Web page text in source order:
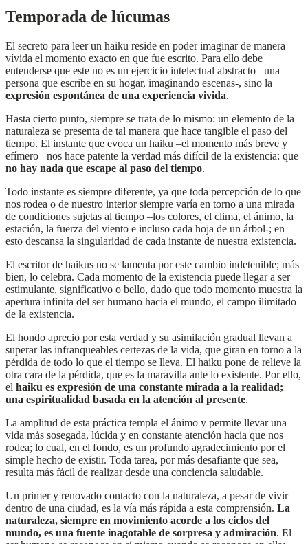
Temporada de lúcumas
El secreto para leer un haiku reside en poder imaginar de manera
vívida el momento exacto en que fue escrito. Para ello debe
entenderse que este no es un ejercicio intelectual abstracto –una
persona que escribe en su hogar, imaginando escenas-, sino la
expresión espontánea de una experiencia vivida.
Hasta cierto punto, siempre se trata de lo mismo: un elemento de la
naturaleza se presenta de tal manera que hace tangible el paso del
tiempo. El instante que evoca un haiku –el momento más breve y
efímero– nos hace patente la verdad más difícil de la existencia: que
no hay nada que escape al paso del tiempo.
Todo instante es siempre diferente, ya que toda percepción de lo que
nos rodea o de nuestro interior siempre varía en torno a una mirada
de condiciones sujetas al tiempo –los colores, el clima, el ánimo, la
estación, la fuerza del viento e incluso cada hoja de un árbol-; en
esto descansa la singularidad de cada instante de nuestra existencia.
El escritor de haikus no se lamenta por este cambio indetenible; más
bien, lo celebra. Cada momento de la existencia puede llegar a ser
estimulante, significativo o bello, dado que todo momento muestra la
apertura infinita del ser humano hacia el mundo, el campo ilimitado
de la existencia.
El hondo aprecio por esta verdad y su asimilación gradual llevan a
superar las infranqueables certezas de la vida, que giran en torno a la
pérdida de todo lo que el tiempo se lleva. El haiku pone de relieve la
otra cara de la pérdida, que es la maravilla ante lo existente. Por ello,
el haiku es expresión de una constante mirada a la realidad;
una espiritualidad basada en la atención al presente.
La amplitud de esta práctica templa el ánimo y permite llevar una
vida más sosegada, lúcida y en constante atención hacia que nos
rodea; lo cual, en el fondo, es un profundo agradecimiento por el
simple hecho de existir. Toda tarea, por más desafiante que sea,
resulta más fácil de realizar desde una conciencia saludable.
Un primer y renovado contacto con la naturaleza, a pesar de vivir
dentro de una ciudad, es la vía más rápida a esta comprensión. La
naturaleza, siempre en movimiento acorde a los ciclos del
mundo, es una fuente inagotable de sorpresa y admiración. El